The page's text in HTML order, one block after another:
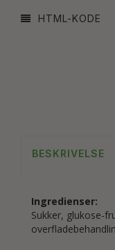
HTML-KODE
BESKRIVELSE
Ingredienser:
Sukker, glukose-